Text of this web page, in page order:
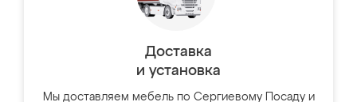
Доставка
и установка
Мы доставляем мебель по Сергиевому Посаду и